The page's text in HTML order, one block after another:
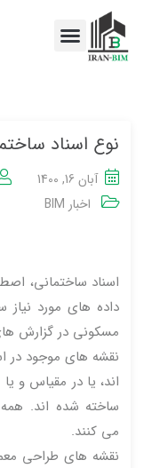
نوع اسناد
آبان 16, 1400
اخبار BIM
اسناد ساختمانی،
داده های مورد
مسکونی در گزارش
نقشه های موجود در
اند، یا در مقیاس و
ساخته شده اند. همه
می کنند.
نقشه های طراحی